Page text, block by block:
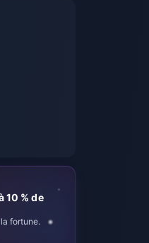
10 % de
fortune.